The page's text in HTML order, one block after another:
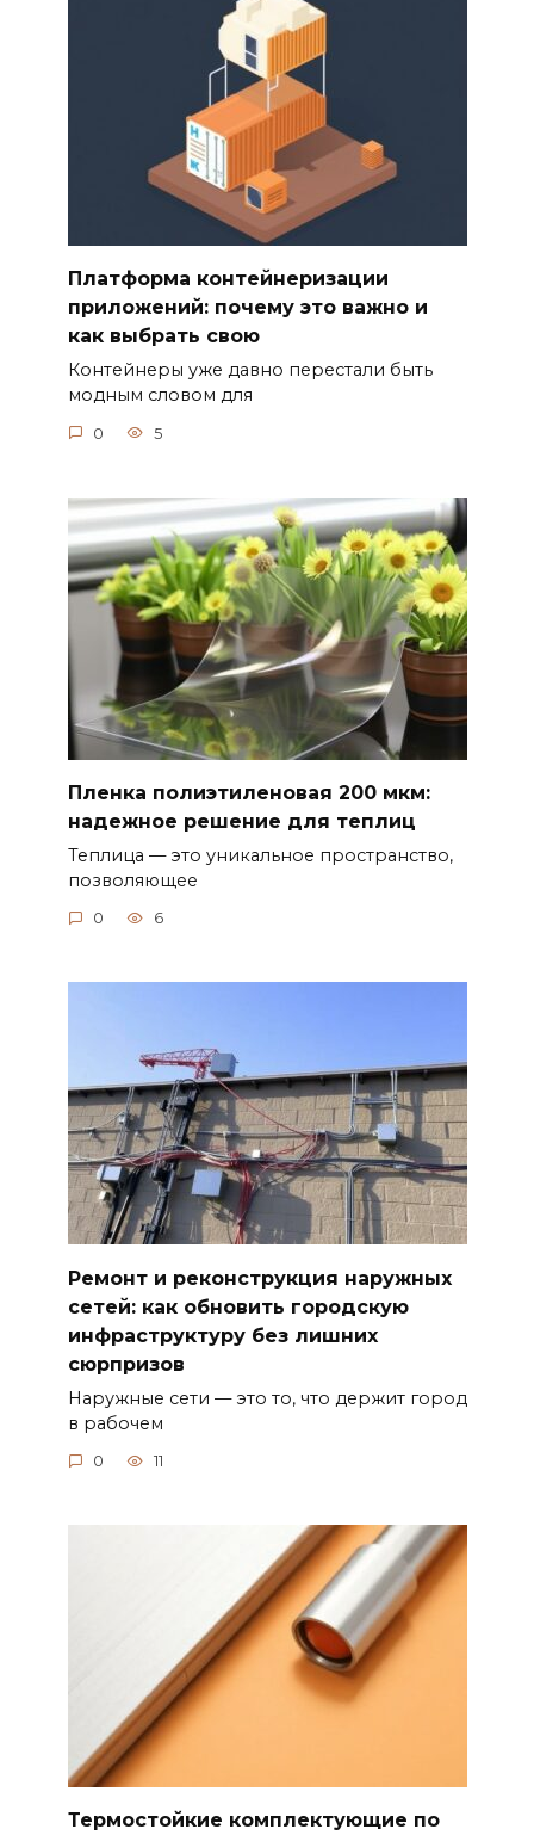
Платформа контейнеризации
приложений: почему это важно и
как выбрать свою
Контейнеры уже давно перестали быть
модным словом для
0 5
Пленка полиэтиленовая 200 мкм:
надежное решение для теплиц
Теплица — это уникальное пространство,
позволяющее
0 6
Ремонт и реконструкция наружных
сетей: как обновить городскую
инфраструктуру без лишних
сюрпризов
Наружные сети — это то, что держит город
в рабочем
0 11
Термостойкие комплектующие по